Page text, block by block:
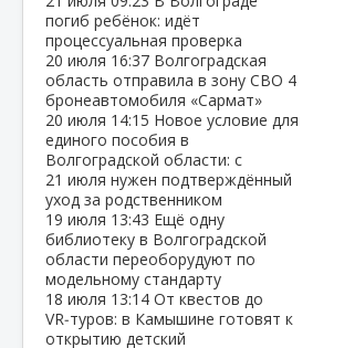
погиб ребёнок: идёт
процессуальная проверка
20 июля 16:37 Волгоградская
область отправила в зону СВО 4
бронеавтомобиля «Сармат»
20 июля 14:15 Новое условие для
единого пособия в
Волгоградской области: с
21 июля нужен подтверждённый
уход за родственником
19 июля 13:43 Ещё одну
библиотеку в Волгоградской
области переоборудуют по
модельному стандарту
18 июля 13:14 От квестов до
VR‑туров: в Камышине готовят к
открытию детский